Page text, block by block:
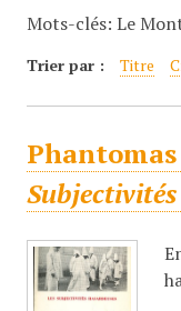
Mots-clés: Le
Trier par : Titre